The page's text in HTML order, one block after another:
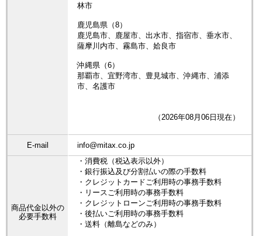
林市
鹿児島県（8）
鹿児島市、鹿屋市、出水市、指宿市、垂水市、
薩摩川内市、霧島市、姶良市
沖縄県（6）
那覇市、宜野湾市、豊見城市、沖縄市、浦添
市、名護市
（2026年08月06日現在）
E-mail info@mitax.co.jp
商品代金以外の
必要手数料
・消費税（税込表示以外）
・銀行振込及び分割払いの際の手数料
・クレジットカードご利用時の事務手数料
・リースご利用時の事務手数料
・クレジットローンご利用時の事務手数料
・後払いご利用時の事務手数料
・送料（離島などのみ）